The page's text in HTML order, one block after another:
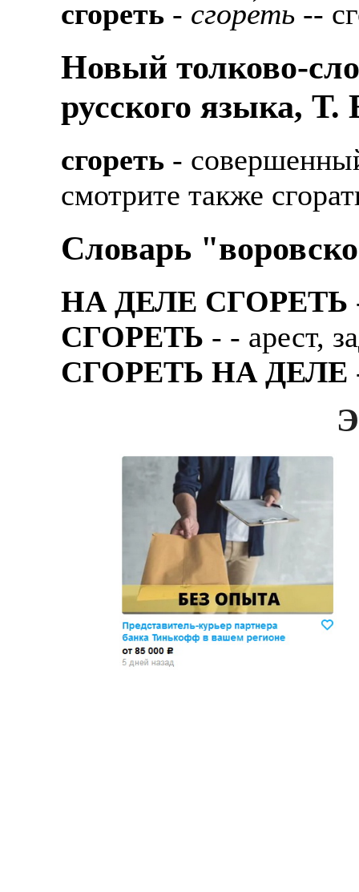
сгореть - сгоре́ть --
Новый толково-
русского языка,
сгореть -
смотрите также
Словарь
НА ДЕЛЕ СГОРЕТЬ
СГОРЕТЬ - - аpест,
СГОРЕТЬ НА ДЕЛЕ